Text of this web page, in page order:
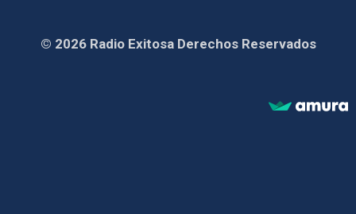
© 2026 Radio Exitosa Derechos Reservados